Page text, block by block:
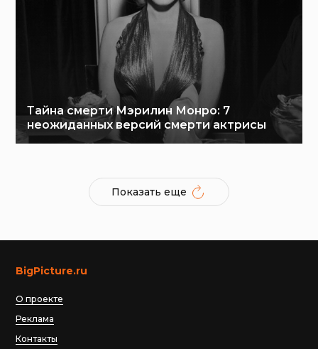
Тайна смерти Мэрилин Монро: 7
неожиданных версий смерти актрисы
Показать еще
BigPicture.ru
О проекте
Реклама
Контакты